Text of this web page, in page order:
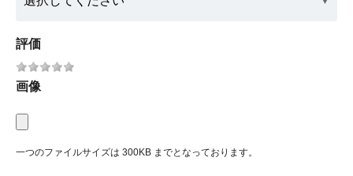
評価
画像
一つのファイルサイズは 300KB までとなっております。